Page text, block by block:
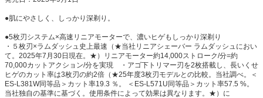
●肌にやさしく、しっかり深剃り。
●5枚刃システム×高速リニアモーターで、濃いヒゲもしっかり深剃り
・５枚刃×ラムダッシュ史上最速（★当社リニアシェーバー ラムダッシュにおい
て。2025年7月30日現在。★）リニアモーター約14,000ストローク/分=約
70,000カットアクション/分を実現 ・アゴ下トリマー刃を2枚搭載し、長いくせ
ヒゲのカット率は3枚刃の約2倍（★25年度3枚刃モデルとの比較。当社調べ。＜
ES-L381W同等品＞カット率19.3 ％。 ＜ES-L571U同等品＞カット率57.5 %。
当社独自の基準に基づく。使用条件によって効果は異なります。★）に